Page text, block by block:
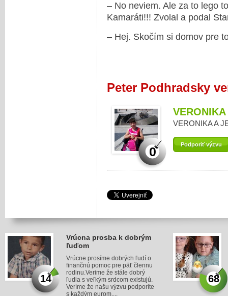
– No neviem. Ale za to lego
Kamaráti!!! Zvolal a podal
– Hej. Skočím si domov pre
Peter Podhradsky
0
VERONIKA A
Podporiť výzvu
14
Vrúcna prosba k dobrým
ľuďom
Vrúcne prosíme dobrých ľudí o
finančnú pomoc pre päť člennu
rodinu.Verime že stále dobrý
ľudia s veľkým srdcom existujú.
Veríme že našu výzvu podporíte
s každým eurom....
68